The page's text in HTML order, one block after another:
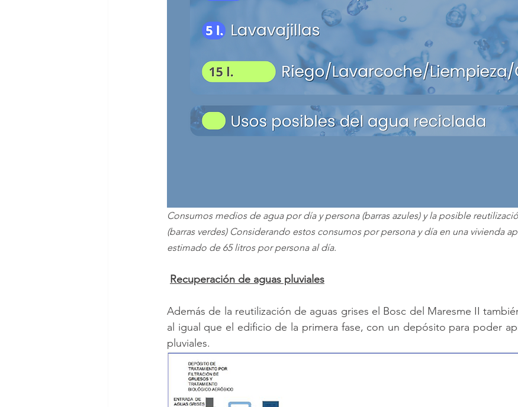
Consumos medios de agua por día y persona (barras azules) y la posible
(barras verdes) Considerando estos consumos por persona y día en una vivienda
estimado de 65 litros por persona al día.
Recuperación de aguas pluviales
Además de la reutilización de aguas grises el Bosc del Maresme II
al igual que el edificio de la primera fase, con un depósito para poder
pluviales.